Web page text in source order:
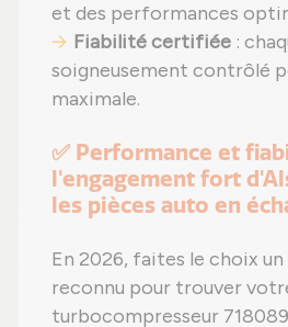
et des performances
Fiabilité certifiée :
soigneusement contrôlé
maximale.
✅ Performance et
l'engagement fort
les pièces auto en
En 2026, faites le choix
reconnu pour trouver
turbocompresseur